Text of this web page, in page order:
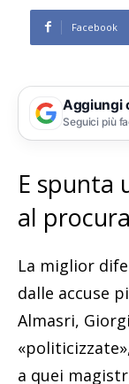
Facebook
Aggiungi
Seguici più
E spunta
al
La miglior
dalle accuse
Almasri,
a quei